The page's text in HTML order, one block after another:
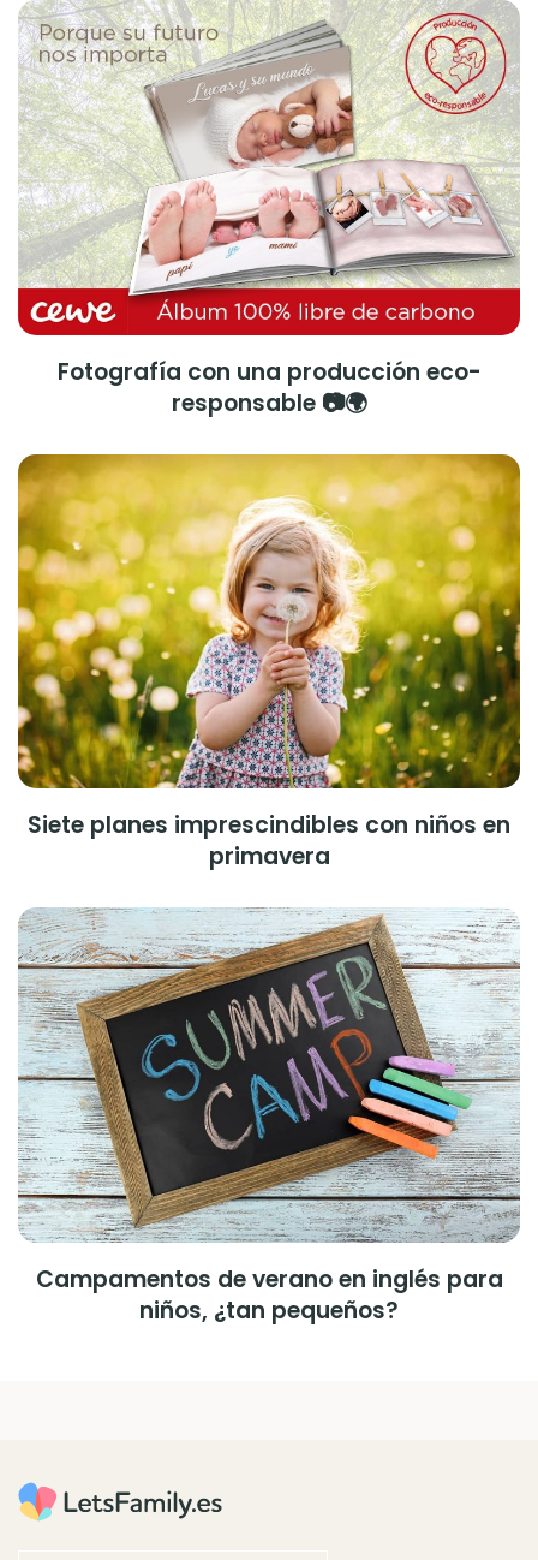
Fotografía con una producción eco-
responsable 📷🌍
Siete planes imprescindibles con niños en
primavera
Campamentos de verano en inglés para
niños, ¿tan pequeños?